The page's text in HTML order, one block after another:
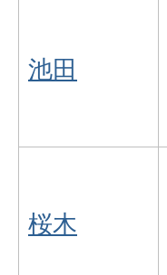
池田
桜木